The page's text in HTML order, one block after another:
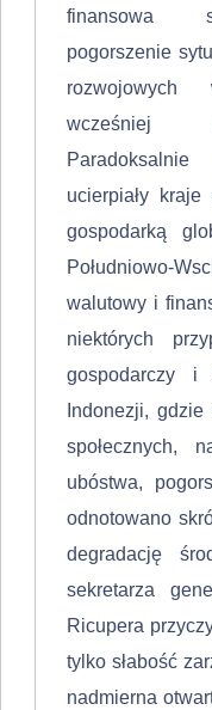
finansowa
pogorszenie
wcześniej
ucierpiały
gospodarką
Południowo-
walutowy i
niektórych
gospodarczy i
Indonezji,
społecznych,
ubóstwa,
odnotowano
degradację
sekretarza
Ricupera
tylko słabość
nadmierna